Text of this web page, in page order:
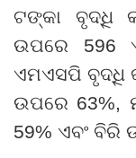
ଟଙ୍କା ବୃଦ୍ଧି
ଉପରେ 596
ଏମଏସପି ବୃଦ୍ଧି
ଉପରେ 63%,
59% ଏବଂ ବିରି